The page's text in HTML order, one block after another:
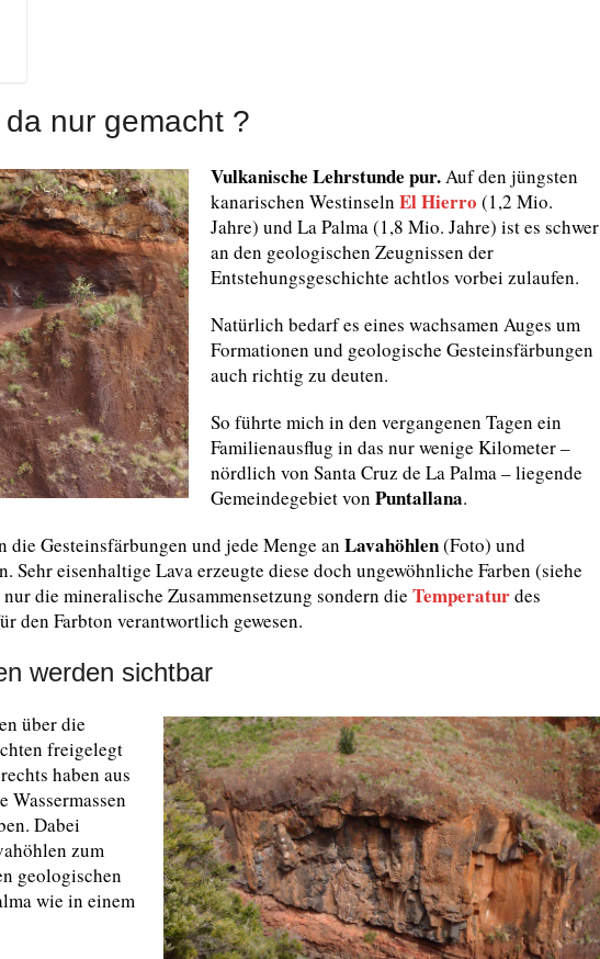
nur gemacht ?
Vulkanische Lehrstunde pur.Auf den jüngsten
kanarischen Westinseln El Hierro (1,2 Mio.
Jahre) und La Palma (1,8 Mio. Jahre) ist es schwer
an den geologischen Zeugnissen der
Entstehungsgeschichte achtlos vorbei zulaufen.
Natürlich bedarf es eines wachsamen Auges um
Formationen und geologische Gesteinsfärbungen
auch richtig zu deuten.
So führte mich in den vergangenen Tagen ein
Familienausflug in das nur wenige Kilometer –
nördlich von Santa Cruz de La Palma – liegende
Gemeindegebiet von Puntallana.
Gesteinsfärbungen und jede Menge an Lavahöhlen(Foto) und
Sehr eisenhaltige Lava erzeugte diese doch ungewöhnliche Farben (siehe
die mineralische Zusammensetzung sondern die Temperaturdes
den Farbton verantwortlich gewesen.
werden sichtbar
über die
freigelegt
haben aus
Wassermassen
Dabei
zum
geologischen
wie in einem